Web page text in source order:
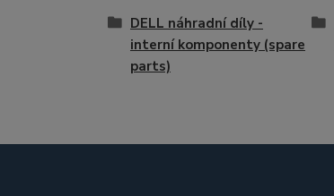
DELL náhradní díly -
interní komponenty (spare
parts)